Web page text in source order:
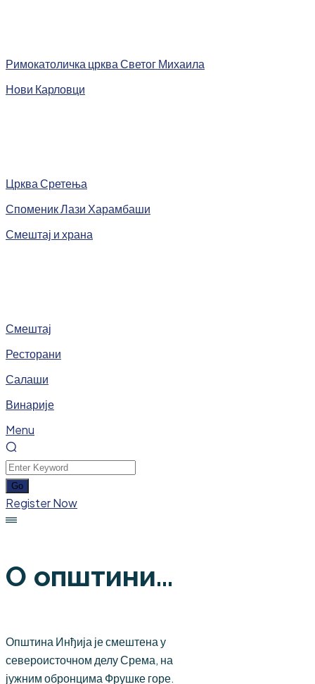
Римокатоличка црква Светог Михаила
Нови Карловци
Црква Сретења
Споменик Лази Харамбаши
Смештај и храна
Смештај
Ресторани
Салаши
Винарије
Menu
Register Now
О општини...
Општина Инђија је смештена у
североисточном делу Срема, на
јужним обронцима Фрушке горе.